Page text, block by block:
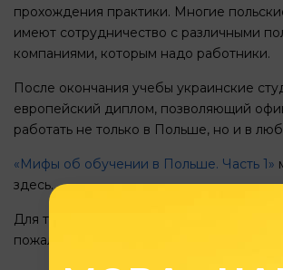
прохождения практики. Многие
имеют сотрудничество с различными
компаниями, которым надо работники.
После окончания учебы украинские
европейский диплом, позволяющий
работать не только в Польше, но и в
«Мифы об обучении в Польше. Часть 1»
здесь.
Для того, чтобы узнать больше
пожалуйста, анкету абитуриента.